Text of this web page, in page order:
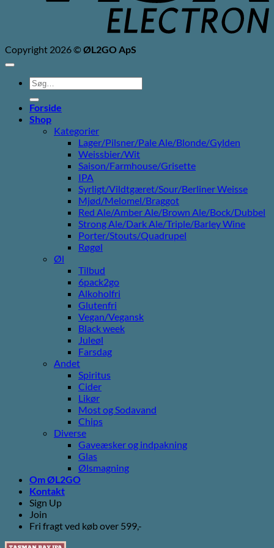
Copyright 2026 ©ØL2GO ApS
Søg
efter:
Forside
Shop
Kategorier
Lager/Pilsner/Pale Ale/Blonde/Gylden
Weissbier/Wit
Saison/Farmhouse/Grisette
IPA
Syrligt/Vildtgæret/Sour/Berliner Weisse
Mjød/Melomel/Braggot
Red Ale/Amber Ale/Brown Ale/Bock/Dubbel
Strong Ale/Dark Ale/Triple/Barley Wine
Porter/Stouts/Quadrupel
Røgøl
Øl
Tilbud
6pack2go
Alkoholfri
Glutenfri
Vegan/Vegansk
Black week
Juleøl
Farsdag
Andet
Spiritus
Cider
Likør
Most og Sodavand
Chips
Diverse
Gaveæsker og indpakning
Glas
Ølsmagning
Om ØL2GO
Kontakt
Sign Up
Join
Fri fragt ved køb over 599,-